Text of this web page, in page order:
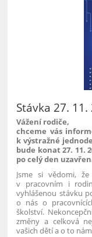
Stávka 27. 11.
Vážení rodiče,
chceme vás
k výstražné
bude konat 27. 11.
po celý den
Jsme si vědomi,
v pracovním i
vyhlášenou stávku
o nás o
školství.
změny a celková
vašich dětí a o to